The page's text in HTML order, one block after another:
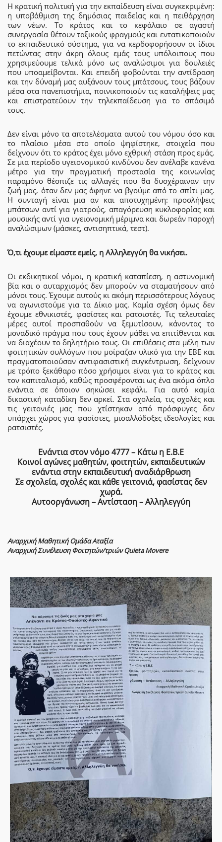
Η κρατική πολιτική για την εκπαίδευση είναι συγκεκριμένη:
η υποβάθμιση της δημόσιας παιδείας και η πειθάρχηση
των νέων. Το κράτος και το κεφάλαιο σε αγαστή
συνεργασία θέτουν ταξικούς φραγμούς και εντατικοποιούν
το εκπαιδευτικό σύστημα, για να κερδοφορήσουν οι ίδιοι
πετώντας στην άκρη όλους εμάς τους υπόλοιπους που
χρησιμεύουμε τελικά μόνο ως αναλώσιμοι για δουλειές
που υποαμείβονται. Και επειδή φοβούνται την αντίδραση
και την δύναμή μας αυξάνουν τους μπάτσους, τους βάζουν
μέσα στα πανεπιστήμια, ποινικοποιούν τις καταλήψεις μας
και επιστρατεύουν την τηλεκπαίδευση για το σπάσιμό
τους.
Δεν είναι μόνο τα αποτελέσματα αυτού του νόμου όσο και
το πλαίσιο μέσα στο οποίο ψηφίστηκε, στοιχεία που
δείχνουν ότι το κράτος έχει μόνο εχθρική στάση προς εμάς.
Σε μια περίοδο υγειονομικού κινδύνου δεν ανέλαβε κανένα
μέτρο για την πραγματική προστασία της κοινωνίας
παραμόνο θέσπιζε τις αλλαγές που θα δυσχέραιναν την
ζωή μας, όταν δεν μας άφηνε να βγούμε από το σπίτι μας.
Η συνταγή είναι μια αν και αποτυχημένη: προσλήψεις
μπάτσων αντί για γιατρούς, απαγόρευση κυκλοφορίας και
μουσικής αντί για υγειονομική μέριμνα και δωρεάν παροχή
αναλώσιμων (μάσκες, αντισηπτικά, τεστ).
Ό,τι έχουμε είμαστε εμείς, η Αλληλεγγύη θα νικήσει.
Οι εκδικητικοί νόμοι, η κρατική καταπίεση, η αστυνομική
βία και ο αυταρχισμός δεν μπορούν να σταματήσουν από
μόνοι τους. Έχουμε αυτούς κι ακόμη περισσότερους λόγους
να αγωνιστούμε για τα Δίκιο μας. Καμία σχέση όμως δεν
έχουμε εθνικιστές, φασίστες και ρατσιστές. Τις τελευταίες
μέρες αυτοί προσπαθούν να ξεμυτίσουν, κάνοντας το
μοναδικό πράγμα που τους έχουν μάθει να επιτίθενται και
να διαχέουν το δηλητήριο τους. Οι επιθέσεις στα μέλη των
φοιτητικών συλλόγων που μοίραζαν υλικό για την ΕΒΕ και
πραγματοποιούσαν αντιφασιστική συγκέντρωση, δείχνουν
με τρόπο ξεκάθαρο πόσο χρήσιμοι είναι για το κράτος και
τον καπιταλισμό, καθώς προσφέρονται ως ένα ακόμα όπλο
ενάντια σε όποιον σηκώσει κεφάλι. Για αυτό καμία
δικαστική καταδίκη δεν αρκεί. Στα σχολεία, τις σχολές και
τις γειτονιές μας που χτίστηκαν από πρόσφυγες δεν
υπάρχει χώρος για φασίστες, μισαλλόδοξες ιδεολογίες και
ρατσιστές.
Ενάντια στον νόμο 4777 – Κάτω η Ε.Β.Ε
Κοινοί αγώνες μαθητών, φοιτητών, εκπαιδευτικών
ενάντια στην εκπαιδευτική αναδιάρθρωση
Σε σχολεία, σχολές και κάθε γειτονιά, φασίστας δεν
χωρά.
Αυτοοργάνωση – Αντίσταση – Αλληλεγγύη
Αναρχική Μαθητική Ομάδα Αταξία
Αναρχική Συνέλευση Φοιτητών/τριών Quieta Movere